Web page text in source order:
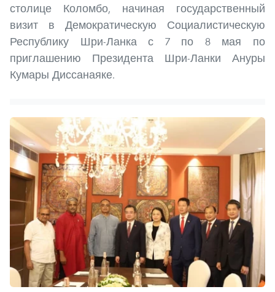
столице Коломбо, начиная государственный
визит в Демократическую Социалистическую
Республику Шри-Ланка с 7 по 8 мая по
приглашению Президента Шри-Ланки Ануры
Кумары Диссанаяке.